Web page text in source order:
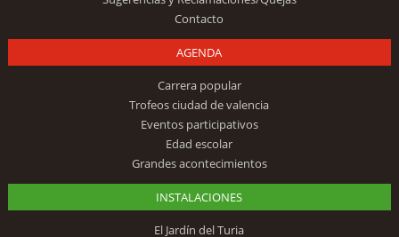
Contacto
AGENDA
Carrera popular
Trofeos ciudad de valencia
Eventos participativos
Edad escolar
Grandes acontecimientos
INSTALACIONES
El Jardín del Turia